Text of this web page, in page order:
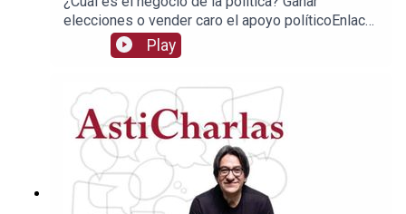
elecciones o vender caro el apoyo políticoEnlace
para apoyar vía
Patreon:https://www.patreon.com/julioastilleroEnl
PayPal:https://www.paypal.me/julioastilleroCuent
a para hacer transferencias a cuenta BBVA a
nombre de Julio Hernández López:
1539408017CLABE: 012 320 01539408017
2Tienda:https://julioastillerotienda.com/
Play